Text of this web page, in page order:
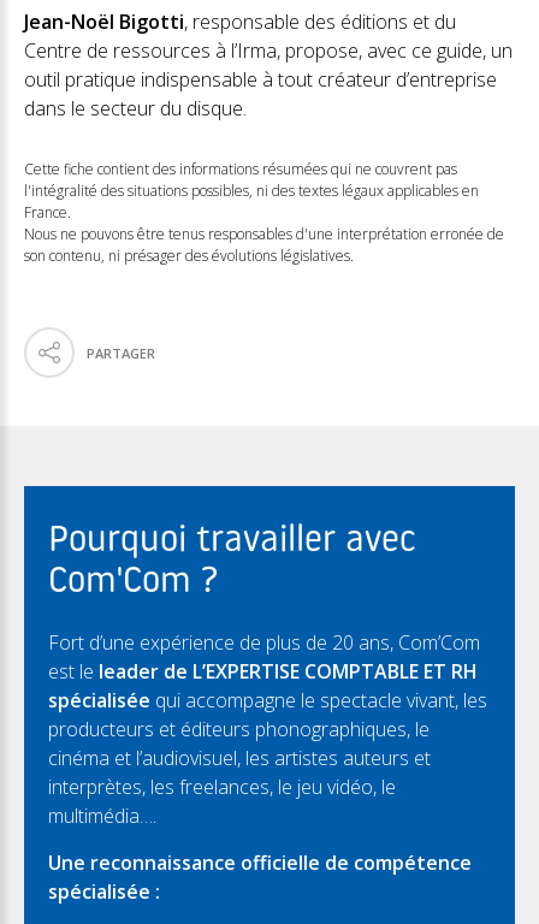
Jean-Noël Bigotti, responsable des éditions et du
Centre de ressources à l’Irma, propose, avec ce guide, un
outil pratique indispensable à tout créateur d’entreprise
dans le secteur du disque.
Cette fiche contient des informations résumées qui ne couvrent pas
l'intégralité des situations possibles, ni des textes légaux applicables en
France.
Nous ne pouvons être tenus responsables d'une interprétation erronée de
son contenu, ni présager des évolutions législatives.
PARTAGER
Pourquoi travailler avec
Com'Com ?
Fort d’une expérience de plus de 20 ans, Com’Com
est le leader de L’EXPERTISE COMPTABLE ET RH
spécialisée qui accompagne le spectacle vivant, les
producteurs et éditeurs phonographiques, le
cinéma et l’audiovisuel, les artistes auteurs et
interprètes, les freelances, le jeu vidéo, le
multimédia….
Une reconnaissance officielle de compétence
spécialisée :